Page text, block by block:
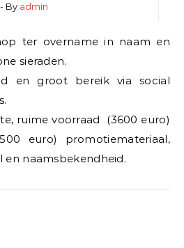
- By admin
sieraden.
en groot bereik via social
ruime voorraad (3600 euro)
euro) promotiemateriaal,
naamsbekendheid.